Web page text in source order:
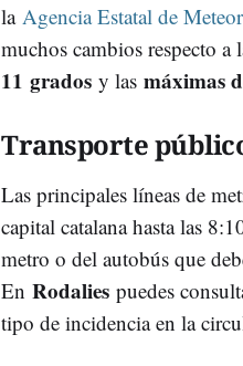
la Agencia Estatal de
muchos cambios respecto a
11 grados y las máximas
Transporte
Las principales líneas de
capital catalana hasta las
metro o del autobús que
En Rodalies puedes
tipo de incidencia en la